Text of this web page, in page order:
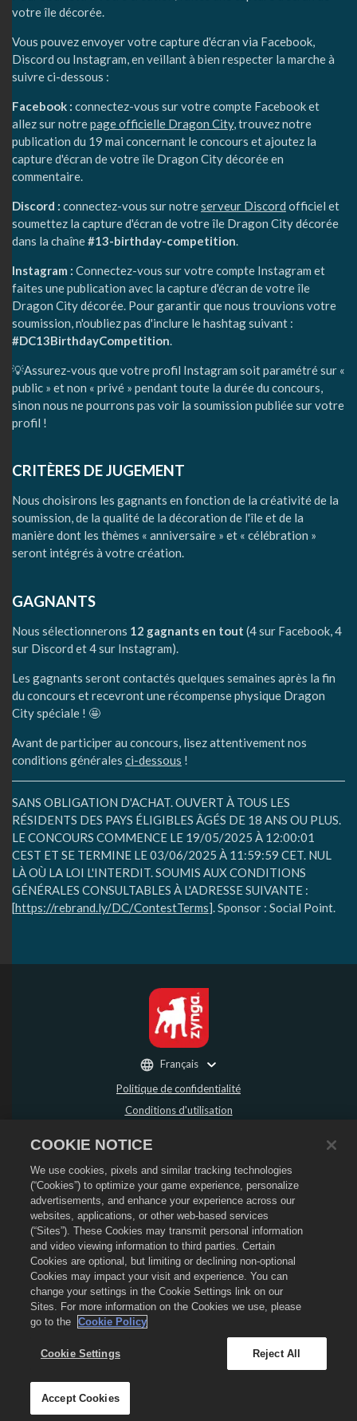
votre île décorée.
Vous pouvez envoyer votre capture d'écran via Facebook,
Discord ou Instagram, en veillant à bien respecter la marche à
suivre ci-dessous :
Facebook : connectez-vous sur votre compte Facebook et
allez sur notrepage officielle Dragon City, trouvez notre
publication du 19 mai concernant le concours et ajoutez la
capture d'écran de votre île Dragon City décorée en
commentaire.
Discord : connectez-vous sur notreserveur Discord officiel et
soumettez la capture d'écran de votre île Dragon City décorée
dans la chaîne#13-birthday-competition.
Instagram : Connectez-vous sur votre compte Instagram et
faites une publication avec la capture d'écran de votre île
Dragon City décorée. Pour garantir que nous trouvions votre
soumission, n'oubliez pas d'inclure le hashtag suivant :
#DC13BirthdayCompetition.
💡Assurez-vous que votre profil Instagram soit paramétré sur «
public » et non « privé » pendant toute la durée du concours,
sinon nous ne pourrons pas voir la soumission publiée sur votre
profil !
CRITÈRES DE JUGEMENT
Nous choisirons les gagnants en fonction de la créativité de la
soumission, de la qualité de la décoration de l'île et de la
manière dont les thèmes « anniversaire » et « célébration »
seront intégrés à votre création.
GAGNANTS
Nous sélectionnerons 12 gagnants en tout (4 sur Facebook, 4
sur Discord et 4 sur Instagram).
Les gagnants seront contactés quelques semaines après la fin
du concours et recevront une récompense physique Dragon
City spéciale ! 🤩
Avant de participer au concours, lisez attentivement nos
conditions générales ci-dessous !
SANS OBLIGATION D'ACHAT. OUVERT À TOUS LES
RÉSIDENTS DES PAYS ÉLIGIBLES ÂGÉS DE 18 ANS OU PLUS.
LE CONCOURS COMMENCE LE 19/05/2025 À 12:00:01
CEST ET SE TERMINE LE 03/06/2025 À 11:59:59 CET. NUL
LÀ OÙ LA LOI L'INTERDIT. SOUMIS AUX CONDITIONS
GÉNÉRALES CONSULTABLES À L'ADRESSE SUIVANTE :
[https://rebrand.ly/DC/ContestTerms]. Sponsor : Social Point.
Politique de confidentialité
Conditions d'utilisation
Politique de remboursement
Politique de cookies
Assistance de la boutique
Assistance du jeu
Paramètres des cookies
2026Social Point S.L. Dragon City et le logo Dragon City sont des marques
déposées de Social Point S.L. Tous droits réservés. La boutique Dragon City est
opérée par Zynga, Inc. Les offres sont uniquement valides dans le jeu Dragon
City. La disponibilité et le prix des offres varient en fonction des régions.
Français
COOKIE NOTICE
We use cookies, pixels and similar tracking technologies
(“Cookies”) to optimize your game experience, personalize
advertisements, and enhance your experience across our
websites, applications, or other web-based services
(“Sites”). These Cookies may transmit personal information
and video viewing information to third parties. Certain
Cookies are optional, but limiting or declining non-optional
Cookies may impact your visit and experience. You can
change your settings in the Cookie Settings link on our
Sites. For more information on the Cookies we use, please
go to the
Cookie Policy
Cookie Settings Reject All
Accept Cookies